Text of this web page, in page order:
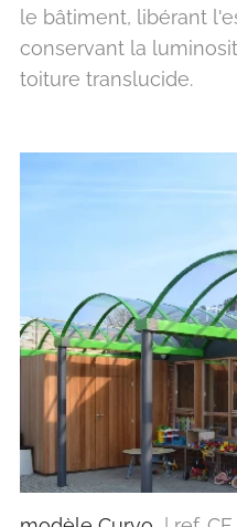
le bâtiment, libérant
conservant la
toiture translucide.